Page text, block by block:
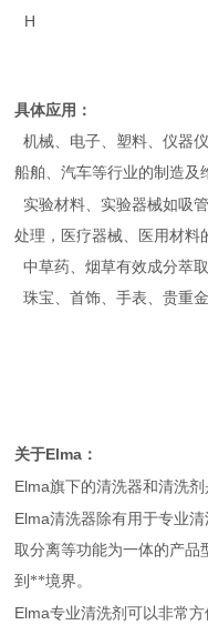
H
具体应用：
机械、电子、塑料、仪器
船舶、汽车等行业的制造及
实验材料、实验器械如吸
处理，医疗器械、医用材料
中草药、烟草有效成分萃取
珠宝、首饰、手表、贵重
关于Elma ：
Elma旗下的清洗器和清洗剂
Elma清洗器除有用于专业
取分离等功能为一体的产品
到**境界。
Elma专业清洗剂可以非常